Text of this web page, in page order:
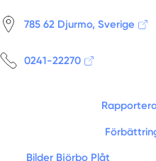
785 62 Djurmo, Sverige
0241-22270
Bilder Björbo Plåt